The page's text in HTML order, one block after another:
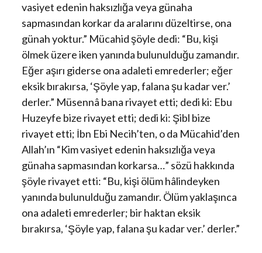
vasiyet edenin haksızlığa veya günaha
sapmasından korkar da aralarını düzeltirse, ona
günah yoktur.” Mücahid şöyle dedi: “Bu, kişi
ölmek üzere iken yanında bulunulduğu zamandır.
Eğer aşırı giderse ona adaleti emrederler; eğer
eksik bırakırsa, ‘Şöyle yap, falana şu kadar ver.’
derler.” Müsennâ bana rivayet etti; dedi ki: Ebu
Huzeyfe bize rivayet etti; dedi ki: Şibl bize
rivayet etti; İbn Ebi Necih’ten, o da Mücahid’den
Allah’ın “Kim vasiyet edenin haksızlığa veya
günaha sapmasından korkarsa…” sözü hakkında
şöyle rivayet etti: “Bu, kişi ölüm hâlindeyken
yanında bulunulduğu zamandır. Ölüm yaklaşınca
ona adaleti emrederler; bir haktan eksik
bırakırsa, ‘Şöyle yap, falana şu kadar ver.’ derler.”